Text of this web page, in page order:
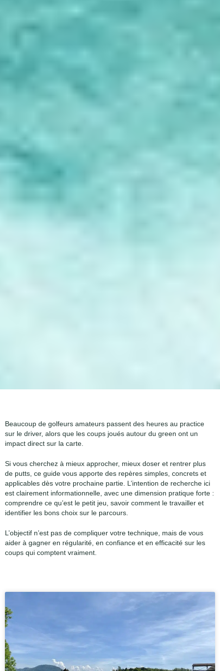
Beaucoup de golfeurs amateurs passent des heures au practice
sur le driver, alors que les coups joués autour du green ont un
impact direct sur la carte.
Si vous cherchez à mieux approcher, mieux doser et rentrer plus
de putts, ce guide vous apporte des repères simples, concrets et
applicables dès votre prochaine partie. L’intention de recherche ici
est clairement informationnelle, avec une dimension pratique forte :
comprendre ce qu’est le petit jeu, savoir comment le travailler et
identifier les bons choix sur le parcours.
L’objectif n’est pas de compliquer votre technique, mais de vous
aider à gagner en régularité, en confiance et en efficacité sur les
coups qui comptent vraiment.